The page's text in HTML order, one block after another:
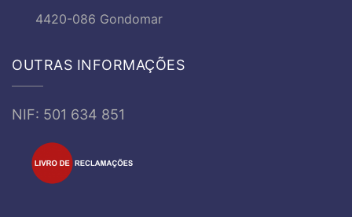
4420-086 Gondomar
OUTRAS INFORMAÇÕES
NIF: 501 634 851